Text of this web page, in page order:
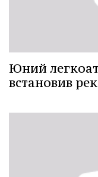
Юний
встановив